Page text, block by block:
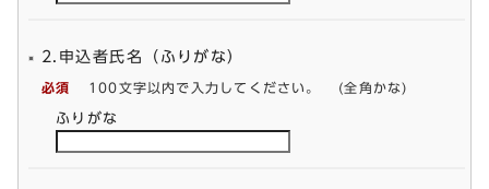
2.申込者氏名（ふりがな）
必須 100文字以内で入力してください。 (全角かな)
ふりがな